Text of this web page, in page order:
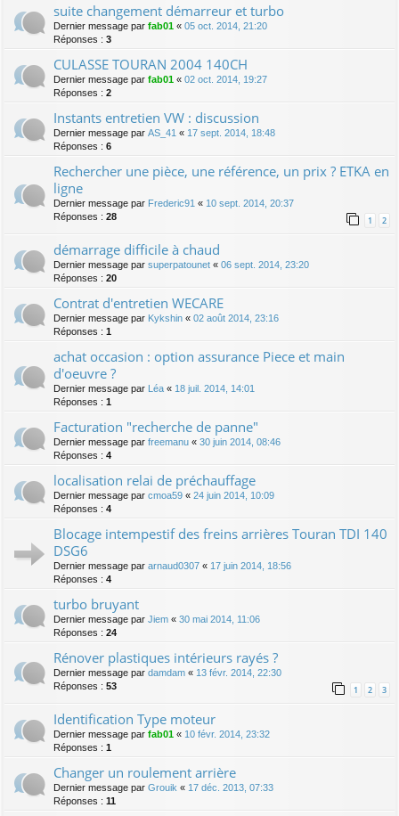
suite changement démarreur et turbo
Dernier message par fab01 « 05 oct. 2014, 21:20
Réponses : 3
CULASSE TOURAN 2004 140CH
Dernier message par fab01 « 02 oct. 2014, 19:27
Réponses : 2
Instants entretien VW : discussion
Dernier message par AS_41 « 17 sept. 2014, 18:48
Réponses : 6
Rechercher une pièce, une référence, un prix ? ETKA en
ligne
Dernier message par Frederic91 « 10 sept. 2014, 20:37
Réponses : 28 1 2
démarrage difficile à chaud
Dernier message par superpatounet « 06 sept. 2014, 23:20
Réponses : 20
Contrat d'entretien WECARE
Dernier message par Kykshin « 02 août 2014, 23:16
Réponses : 1
achat occasion : option assurance Piece et main
d'oeuvre ?
Dernier message par Léa « 18 juil. 2014, 14:01
Réponses : 1
Facturation "recherche de panne"
Dernier message par freemanu « 30 juin 2014, 08:46
Réponses : 4
localisation relai de préchauffage
Dernier message par cmoa59 « 24 juin 2014, 10:09
Réponses : 4
Blocage intempestif des freins arrières Touran TDI 140
DSG6
Dernier message par arnaud0307 « 17 juin 2014, 18:56
Réponses : 4
turbo bruyant
Dernier message par Jiem « 30 mai 2014, 11:06
Réponses : 24
Rénover plastiques intérieurs rayés ?
Dernier message par damdam « 13 févr. 2014, 22:30
Réponses : 53 1 2 3
Identification Type moteur
Dernier message par fab01 « 10 févr. 2014, 23:32
Réponses : 1
Changer un roulement arrière
Dernier message par Grouik « 17 déc. 2013, 07:33
Réponses : 11